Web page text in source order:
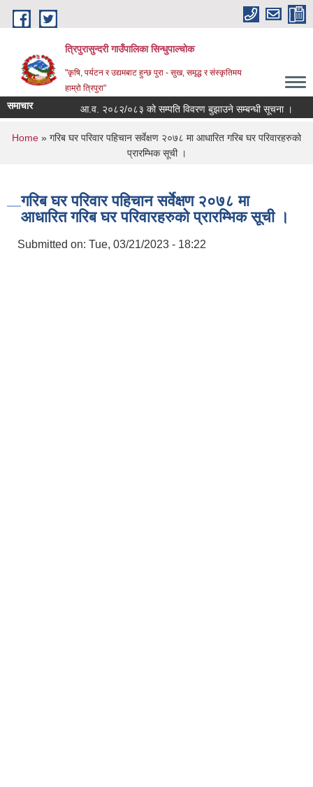
Skip to main content
त्रिपुरासुन्दरी गाउँपालिका सिन्धुपाल्चाेक
"कृषि, पर्यटन र उद्यमबाट हुन्छ पुरा - सुख, समृद्ध र संस्कृतिमय
हाम्रो त्रिपुरा"
समाचार आ.व. २०८२/०८३ को सम्पति विवरण बुझाउने सम्बन्धी सूचना ।
You are here
Home » गरिब घर परिवार पहिचान सर्वेक्षण २०७८ मा आधारित गरिब घर परिवारहरुको
प्रारम्भिक सूची ।
गरिब घर परिवार पहिचान सर्वेक्षण २०७८ मा
आधारित गरिब घर परिवारहरुको प्रारम्भिक सूची ।
Submitted on: Tue, 03/21/2023 - 18:22